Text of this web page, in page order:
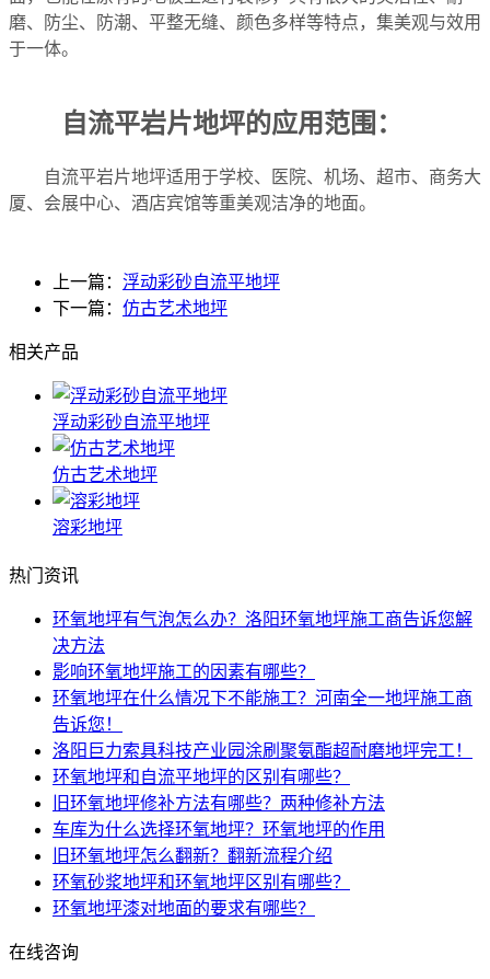
磨、防尘、防潮、平整无缝、颜色多样等特点，集美观与效用
于一体。
自流平岩片地坪的应用范围：
自流平岩片地坪适用于学校、医院、机场、超市、商务大
厦、会展中心、酒店宾馆等重美观洁净的地面。
上一篇： 浮动彩砂自流平地坪
下一篇： 仿古艺术地坪
相关产品
浮动彩砂自流平地坪
仿古艺术地坪
溶彩地坪
热门资讯
环氧地坪有气泡怎么办？洛阳环氧地坪施工商告诉您解
决方法
影响环氧地坪施工的因素有哪些？
环氧地坪在什么情况下不能施工？河南全一地坪施工商
告诉您！
洛阳巨力索具科技产业园涂刷聚氨酯超耐磨地坪完工！
环氧地坪和自流平地坪的区别有哪些？
旧环氧地坪修补方法有哪些？两种修补方法
车库为什么选择环氧地坪？环氧地坪的作用
旧环氧地坪怎么翻新？翻新流程介绍
环氧砂浆地坪和环氧地坪区别有哪些？
环氧地坪漆对地面的要求有哪些？
在线咨询